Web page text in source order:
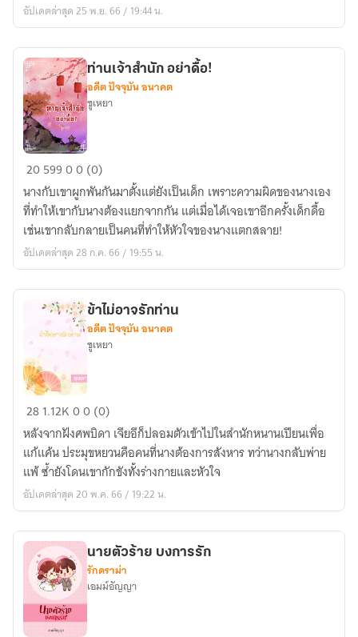
อัปเดตล่าสุด 25 พ.ย. 66 / 19:44 น.
ท่าน
สำนัก
อย่า
ดื้อ!
ท่านเจ้าสำนัก อย่าดื้อ!
อดีต ปัจจุบัน อนาคต
ซูเหยา
2059900 (0)
นางกับเขาผูกพันกันมาตั้งแต่ยังเป็นเด็ก เพราะความผิดของนางเอง
ที่ทำให้เขากับนางต้องแยกจากกัน แต่เมื่อได้เจอเขาอีกครั้งเด็กดื้อ
เช่นเขากลับกลายเป็นคนที่ทำให้หัวใจของนางแตกสลาย!
อัปเดตล่าสุด 28 ก.ค. 66 / 19:55 น.
ข้า
ไม่
อาจ
รัก
ท่าน
ข้าไม่อาจรักท่าน
อดีต ปัจจุบัน อนาคต
ซูเหยา
281.12K00 (0)
หลังจากฝังศพบิดา เจียอีก็ปลอมตัวเข้าไปในสำนักหนานเปียนเพื่อ
แก้แค้น ประมุขหยวนคือคนที่นางต้องการสังหาร ทว่านางกลับพ่าย
แพ้ ซ้ำยังโดนเขากักขังทั้งร่างกายและหัวใจ
อัปเดตล่าสุด 20 พ.ค. 66 / 19:22 น.
นายตัวร้าย บงการรัก
รักดราม่า
เอมม์อัญญา